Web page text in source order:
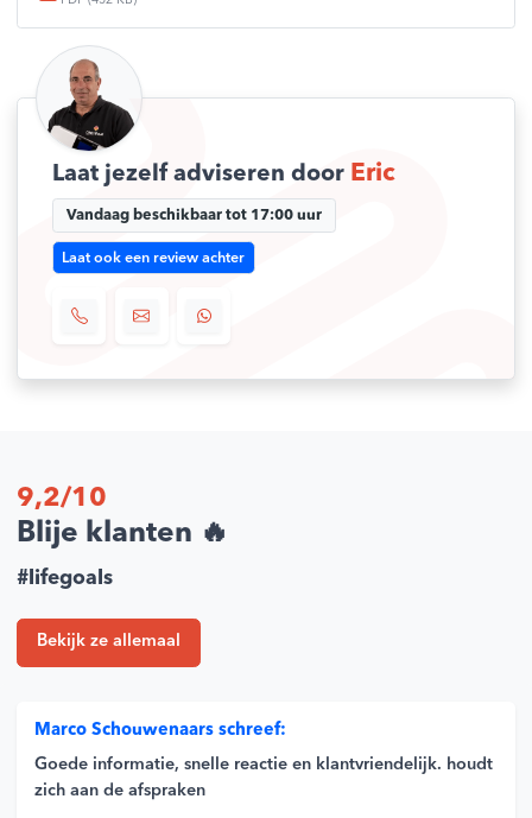
Laat jezelf adviseren door Eric
Vandaag beschikbaar tot 17:00 uur
Laat ook een review achter
9,2/10
Blije klanten 🔥
#lifegoals
Bekijk ze allemaal
Marco Schouwenaars schreef:
Goede informatie, snelle reactie en klantvriendelijk. houdt
zich aan de afspraken